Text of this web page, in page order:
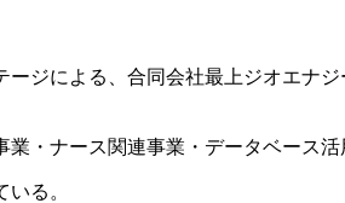
ジによる、合同会社最上ジオエナ
・ナース関連事業・データベース
る。